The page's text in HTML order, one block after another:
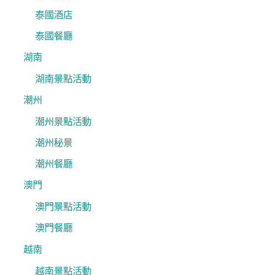
泰國酒店
泰國餐廳
湖南
湖南景點活動
潮州
潮州景點活動
潮州秘景
潮州餐廳
澳門
澳門景點活動
澳門餐廳
越南
越南景點活動